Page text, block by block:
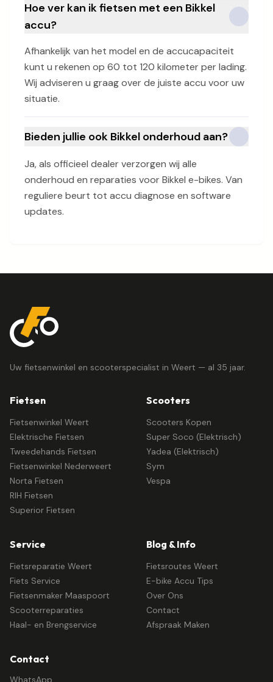
Hoe ver kan ik fietsen met een Bikkel
accu?
Afhankelijk van het model en de accucapaciteit
kunt u rekenen op 60 tot 120 kilometer per lading.
Wij adviseren u graag over de juiste accu voor uw
situatie.
Bieden jullie ook Bikkel onderhoud aan?
Ja, als officieel dealer verzorgen wij alle
onderhoud en reparaties voor Bikkel e-bikes. Van
reguliere beurt tot accu diagnose en software
updates.
Uw fietsenwinkel en scooterspecialist in Weert — al 35 jaar.
Fietsen
Fietsenwinkel Weert
Elektrische Fietsen
Tweedehands Fietsen
Fietsenwinkel Nederweert
Norta Fietsen
RIH Fietsen
Superior Fietsen
Scooters
Scooters Kopen
Super Soco (Elektrisch)
Yadea (Elektrisch)
Sym
Vespa
Service
Fietsreparatie Weert
Fiets Service
Fietsenmaker Maaspoort
Scooterreparaties
Haal- en Brengservice
Blog & Info
Fietsroutes Weert
E-bike Accu Tips
Over Ons
Contact
Afspraak Maken
Contact
WhatsApp